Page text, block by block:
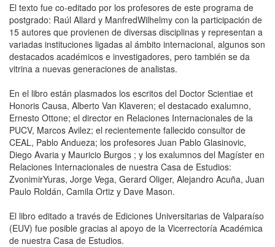
El texto fue co-editado por los profesores de este programa de
postgrado: Raúl Allard y ManfredWilhelmy con la participación de
15 autores que provienen de diversas disciplinas y representan a
variadas instituciones ligadas al ámbito internacional, algunos son
destacados académicos e investigadores, pero también se da
vitrina a nuevas generaciones de analistas.
En el libro están plasmados los escritos del Doctor Scientiae et
Honoris Causa, Alberto Van Klaveren; el destacado exalumno,
Ernesto Ottone; el director en Relaciones Internacionales de la
PUCV, Marcos Avilez; el recientemente fallecido consultor de
CEAL, Pablo Andueza; los profesores Juan Pablo Glasinovic,
Diego Avaria y Mauricio Burgos ; y los exalumnos del Magíster en
Relaciones Internacionales de nuestra Casa de Estudios:
ZvonimirYuras, Jorge Vega, Gerard Oliger, Alejandro Acuña, Juan
Paulo Roldán, Camila Ortiz y Dave Mason.
El libro editado a través de Ediciones Universitarias de Valparaíso
(EUV) fue posible gracias al apoyo de la Vicerrectoría Académica
de nuestra Casa de Estudios.